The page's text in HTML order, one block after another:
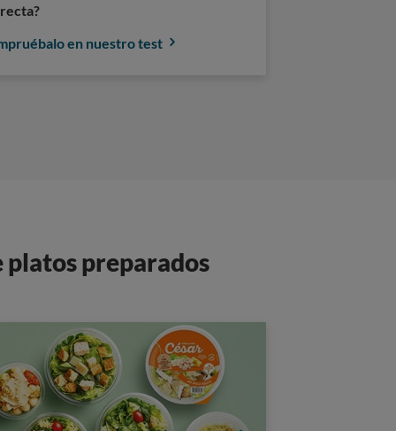
en nuestro test
platos preparados